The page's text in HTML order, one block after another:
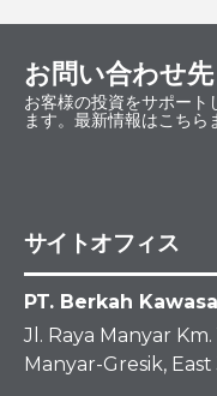
お問い合わせ先
お客様の投資をサポート
ます。最新情報はこちら
サイトオフィス
PT. Berkah
Jl. Raya Manyar Km.
Manyar-Gresik, East